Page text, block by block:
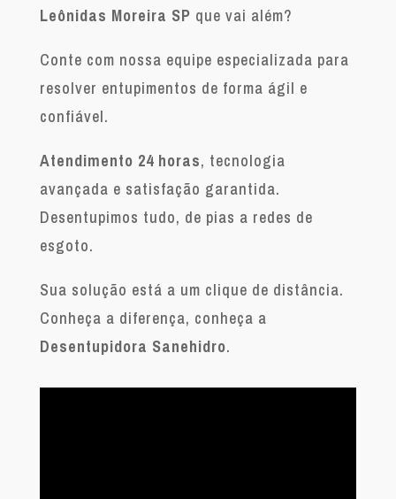
Leônidas Moreira SP que vai além?
Conte com nossa equipe especializada para
resolver entupimentos de forma ágil e
confiável.
Atendimento 24 horas, tecnologia
avançada e satisfação garantida.
Desentupimos tudo, de pias a redes de
esgoto.
Sua solução está a um clique de distância.
Conheça a diferença, conheça a
Desentupidora Sanehidro.